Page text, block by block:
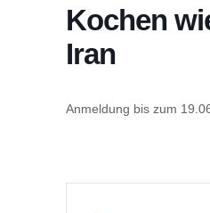
Kochen
Iran
Anmeldung bis zum